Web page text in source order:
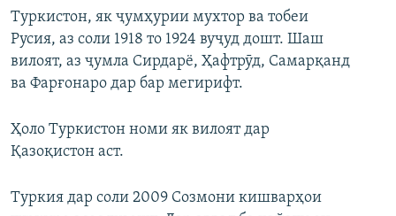
Туркистон, як ҷумҳурии мухтор ва тобеи
Русия, аз соли 1918 то 1924 вуҷуд дошт. Шаш
вилоят, аз ҷумла Сирдарё, Ҳафтрӯд, Самарқанд
ва Фарғонаро дар бар мегирифт.
Ҳоло Туркистон номи як вилоят дар
Қазоқистон аст.
Туркия дар соли 2009 Созмони кишварҳои